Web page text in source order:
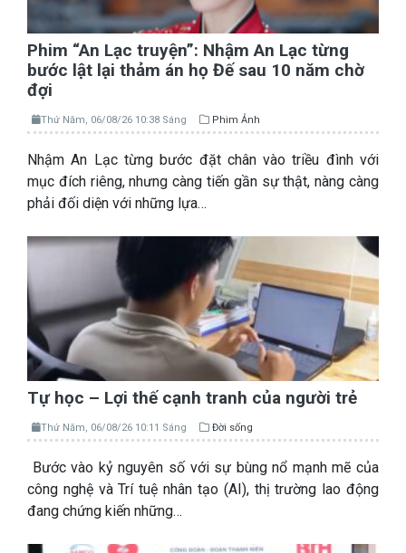
Phim “An Lạc truyện”: Nhậm An Lạc từng
bước lật lại thảm án họ Đế sau 10 năm chờ
đợi
Thứ Năm, 06/08/26 10:38 Sáng Phim Ảnh
Nhậm An Lạc từng bước đặt chân vào triều đình với
mục đích riêng, nhưng càng tiến gần sự thật, nàng càng
phải đối diện với những lựa…
Tự học – Lợi thế cạnh tranh của người trẻ
Thứ Năm, 06/08/26 10:11 Sáng Đời sống
Bước vào kỷ nguyên số với sự bùng nổ mạnh mẽ của
công nghệ và Trí tuệ nhân tạo (AI), thị trường lao động
đang chứng kiến những…